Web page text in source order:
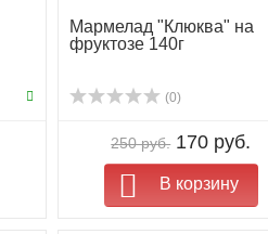
Мармелад "Клюква" на
фруктозе 140г
(0)
250 руб. 170 руб.
В корзину